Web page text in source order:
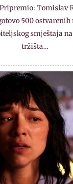
Tomislav
500 ostvarenih
smještaja
tržišta…